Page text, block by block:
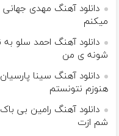
دانلود آهنگ مهدی
میکنم
دانلود آهنگ احمد سلو
شونه ی من
دانلود آهنگ سینا
هنوزم نتونستم
دانلود آهنگ رامین بی
شم ازت